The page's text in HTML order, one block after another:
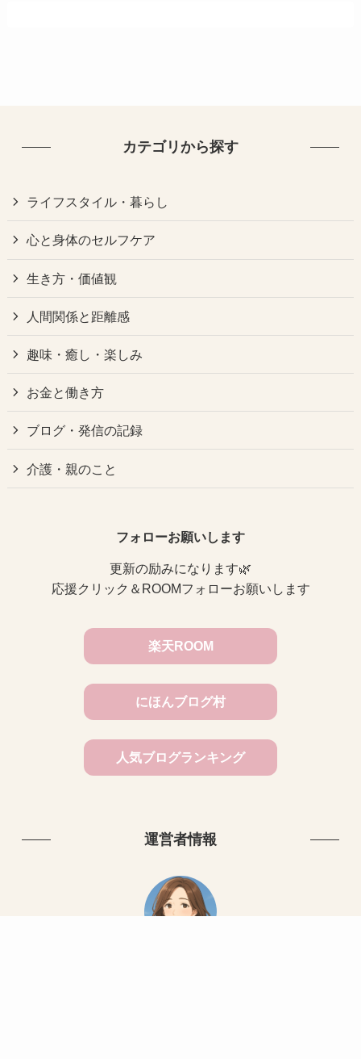
カテゴリから探す
ライフスタイル・暮らし
心と身体のセルフケア
生き方・価値観
人間関係と距離感
趣味・癒し・楽しみ
お金と働き方
ブログ・発信の記録
介護・親のこと
フォローお願いします
更新の励みになります🌿
応援クリック＆ROOMフォローお願いします
楽天ROOM
にほんブログ村
人気ブログランキング
運営者情報